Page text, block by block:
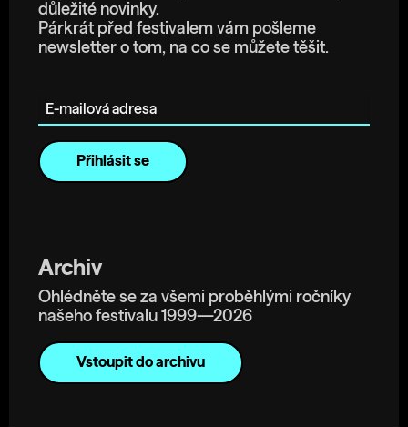
důležité novinky.
Párkrát před festivalem vám pošleme
newsletter o tom, na co se můžete těšit.
Archiv
Ohlédněte se za všemi proběhlými ročníky
našeho festivalu 1999—2026
Vstoupit do archivu